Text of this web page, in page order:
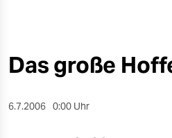
öko
Das große
6.7.2006 0:00 Uhr